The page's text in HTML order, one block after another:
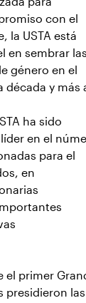
con el
la USTA está
en sembrar las
género en el
década y más
ha sido
en el
para el
en
el primer
presidieron las